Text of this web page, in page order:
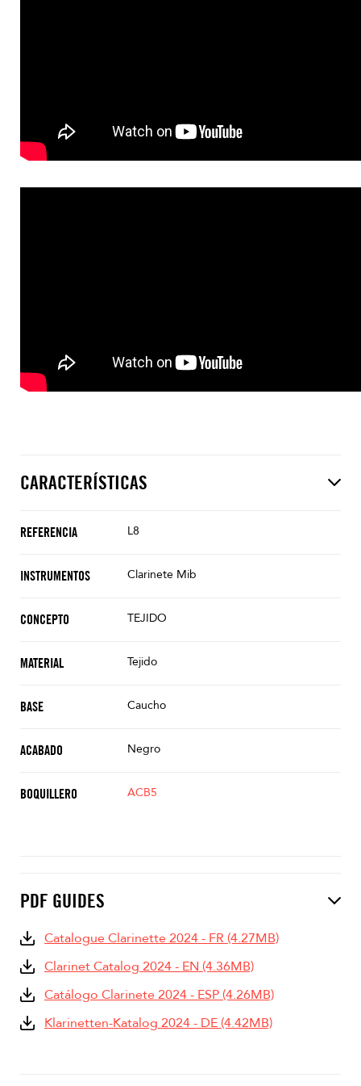
CARACTERÍSTICAS
REFERENCIA L8
INSTRUMENTOS Clarinete Mib
CONCEPTO TEJIDO
MATERIAL Tejido
BASE Caucho
ACABADO Negro
BOQUILLERO ACB5
PDF GUIDES
Catalogue Clarinette 2024 - FR (4.27MB)
Clarinet Catalog 2024 - EN (4.36MB)
Catálogo Clarinete 2024 - ESP (4.26MB)
Klarinetten-Katalog 2024 - DE (4.42MB)